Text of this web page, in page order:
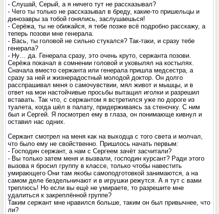
- Слушай, Серый, а я ничего тут не рассказывал?
- Чего ты только не рассказывал в бреду, какие-то пришельцы и
динозавры за тобой гонялись, заслушаешься!
- Серёжа, ты не обижайся, я тебе позже всё подробно расскажу, а
теперь позови мне генерала.
- Вась, ты головой не сильно стукался? Так-таки, и сразу тебе
генерала?
- Ну… да. Генерала сразу, это очень круто, сержанта позови.
Серёжа покачал в сомнении головой и уковылял на костылях.
Сначала вместо сержанта или генерала пришла медсестра, а
сразу за ней и жизнерадостный молодой доктор. Он долго
расспрашивал меня о самочувствии, мял живот и мышцы, и в
ответ на мои настойчивые просьбы вытащил иголки и разрешил
вставать. Так что, с сержантом я встретился уже по дороге из
туалета, когда шёл в палату, придерживаясь за стеночку. С ним
был и Сергей. Я посмотрел ему в глаза, он понимающе кивнул и
оставил нас одних.
Сержант смотрел на меня как на выходца с того света и молчал,
что было ему не свойственно. Пришлось начать первым:
- Господин сержант, а нам с Сергеем зачёт засчитали?
- Вы только затем меня и вызвали, господин курсант? Ради этого
вызова я бросил группу в классе, только чтобы навестить
умирающего Они там якобы самоподготовкой занимаются, а на
самом деле бездельничают и в игрушки режутся. А я тут с вами
треплюсь! Но если вы ещё не умираете, то разрешите мне
удалиться к закреплённой группе?
Таким сержант мне нравился больше, таким он был привычнее, что
ли?